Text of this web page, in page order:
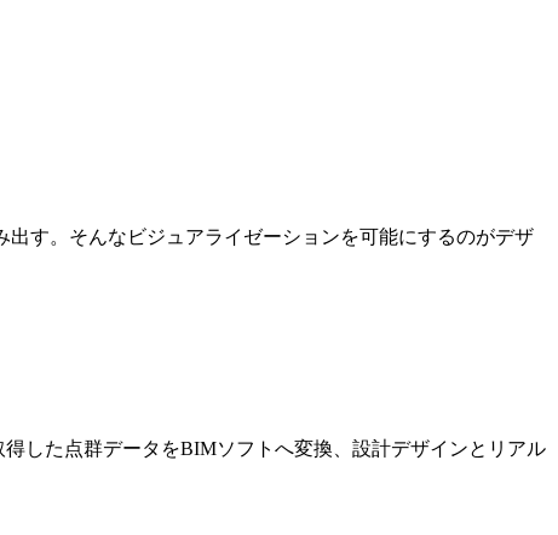
す。そんなビジュアライゼーションを可能にするのがデザ
した点群データをBIMソフトへ変換、設計デザインとリアル